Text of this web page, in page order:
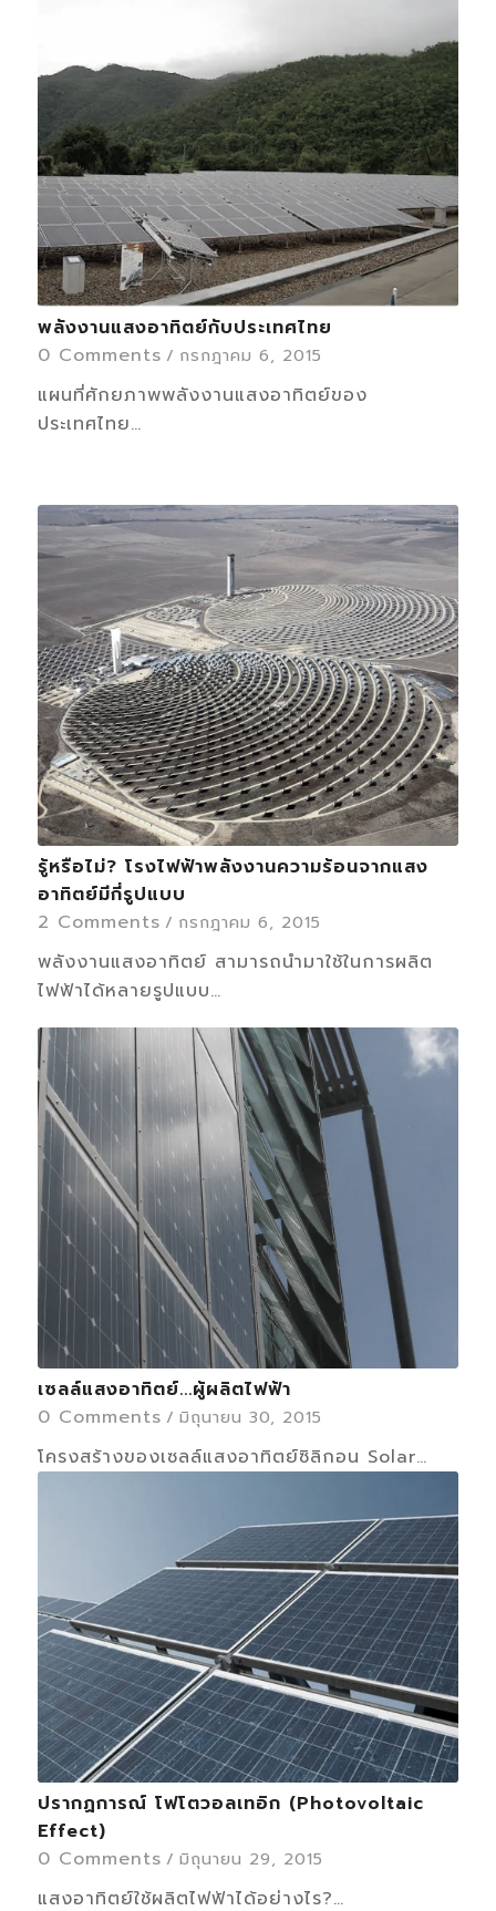
พลังงานแสงอาทิตย์กับประเทศไทย
0 Comments / กรกฎาคม 6, 2015
แผนที่ศักยภาพพลังงานแสงอาทิตย์ของ
ประเทศไทย…
รู้หรือไม่? โรงไฟฟ้าพลังงานความร้อนจากแสง
อาทิตย์มีกี่รูปแบบ
2 Comments / กรกฎาคม 6, 2015
พลังงานแสงอาทิตย์ สามารถนำมาใช้ในการผลิต
ไฟฟ้าได้หลายรูปแบบ…
เซลล์แสงอาทิตย์...ผู้ผลิตไฟฟ้า
0 Comments / มิถุนายน 30, 2015
โครงสร้างของเซลล์แสงอาทิตย์ซิลิกอน Solar…
ปรากฏการณ์ โฟโตวอลเทอิก (Photovoltaic
Effect)
0 Comments / มิถุนายน 29, 2015
แสงอาทิตย์ใช้ผลิตไฟฟ้าได้อย่างไร?…